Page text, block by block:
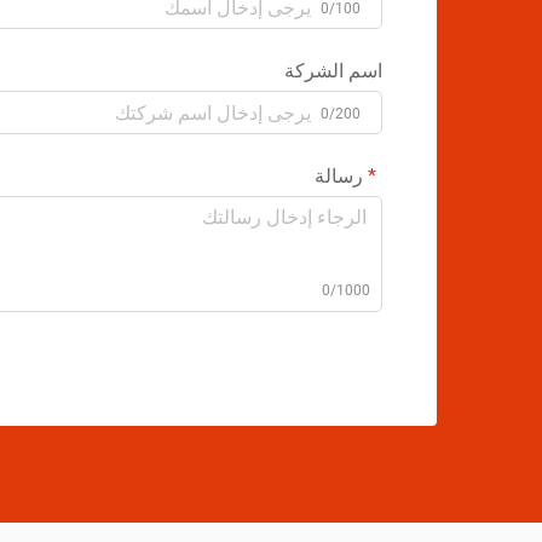
0/100
اسم الشركة
0/200
رسالة
0/1000